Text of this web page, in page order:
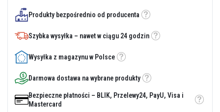
e
Z
p
w
y
c
Produkty bezpośrednio od producenta
Etykietka
Szybka wysyłka – nawet w ciągu 24 godzin
Etykietka
Wysyłka z magazynu w Polsce
Etykietka
Darmowa dostawa na wybrane produkty
Etykietka
Bezpieczne płatności – BLIK, Przelewy24, PayU, Visa i
Mastercard
Etykietka